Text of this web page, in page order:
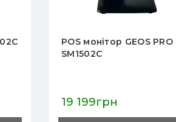
POS монітор FEC AM-
15 250грн